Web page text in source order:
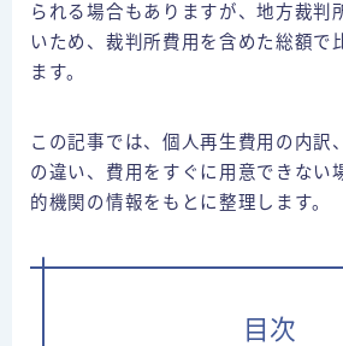
運営者情報
られる場合もありますが、地方裁判
いため、裁判所費用を含めた総額で
ます。
この記事では、個人再生費用の内訳
の違い、費用をすぐに用意できない
的機関の情報をもとに整理します。
目次